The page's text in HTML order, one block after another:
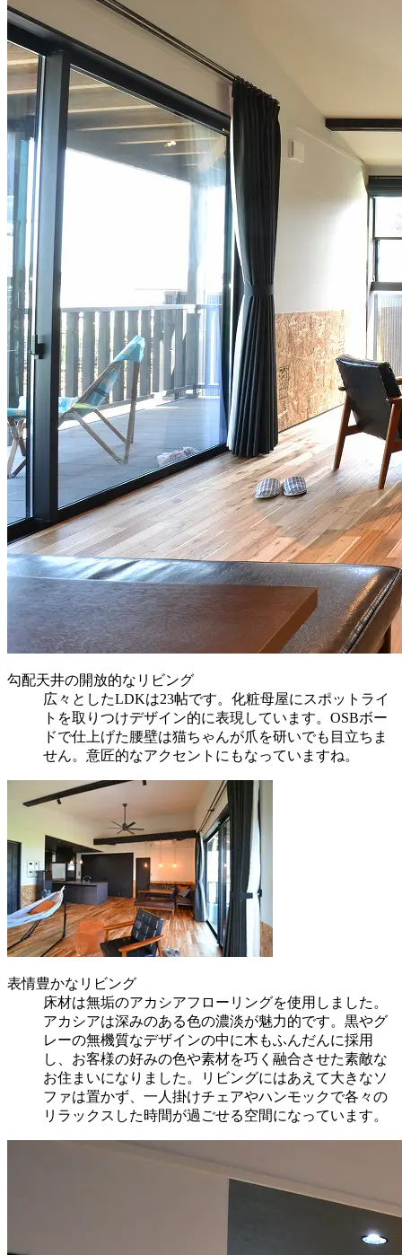
勾配天井の開放的なリビング
広々としたLDKは23帖です。化粧母屋にスポットライ
トを取りつけデザイン的に表現しています。OSBボー
ドで仕上げた腰壁は猫ちゃんが爪を研いでも目立ちま
せん。意匠的なアクセントにもなっていますね。
表情豊かなリビング
床材は無垢のアカシアフローリングを使用しました。
アカシアは深みのある色の濃淡が魅力的です。黒やグ
レーの無機質なデザインの中に木もふんだんに採用
し、 お客様の好みの色や素材を巧く融合させた素敵な
お住まいになりました。リビングにはあえて大きなソ
ファは置かず、一人掛けチェアやハンモックで各々の
リラックスした時間が過ごせる空間になっています。